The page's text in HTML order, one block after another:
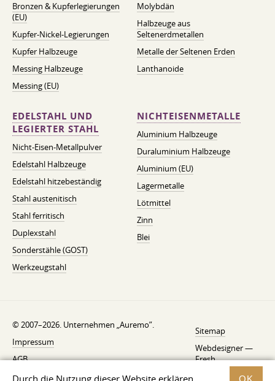
Durch die Nutzung dieser Website erklären OK
Bronzen & Kupferlegierungen
(EU)
Kupfer-Nickel-Legierungen
Kupfer Halbzeuge
Messing Halbzeuge
Messing (EU)
Molybdän
Halbzeuge aus
Seltenerdmetallen
Metalle der Seltenen Erden
Lanthanoide
EDELSTAHL UND
LEGIERTER STAHL
Nicht-Eisen-Metallpulver
Edelstahl Halbzeuge
Edelstahl hitzebeständig
Stahl austenitisch
Stahl ferritisch
Duplexstahl
Sonderstähle (GOST)
Werkzeugstahl
NICHTEISENMETALLE
Aluminium Halbzeuge
Duraluminium Halbzeuge
Aluminium (EU)
Lagermetalle
Lötmittel
Zinn
Blei
© 2007–2026. Unternehmen „Auremo”.
Impressum
AGB
Widerrufsbelehrung
Sitemap
Webdesigner —
Fresh